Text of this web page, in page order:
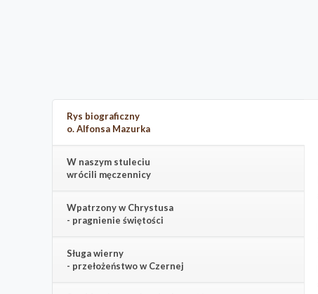
Rys biograficzny
o. Alfonsa Mazurka
W naszym stuleciu
wrócili męczennicy
Wpatrzony w Chrystusa
- pragnienie świętości
Sługa wierny
- przełożeństwo w Czernej